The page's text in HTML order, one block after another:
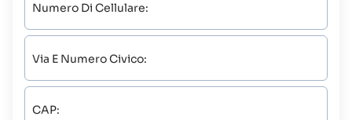
Numero Di Cellulare:
Via E Numero Civico:
CAP: